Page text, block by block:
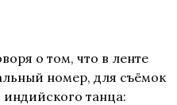
о том, что в ленте
номер, для съёмок
индийского танца: